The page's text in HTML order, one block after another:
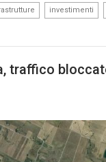
investimenti
traffico